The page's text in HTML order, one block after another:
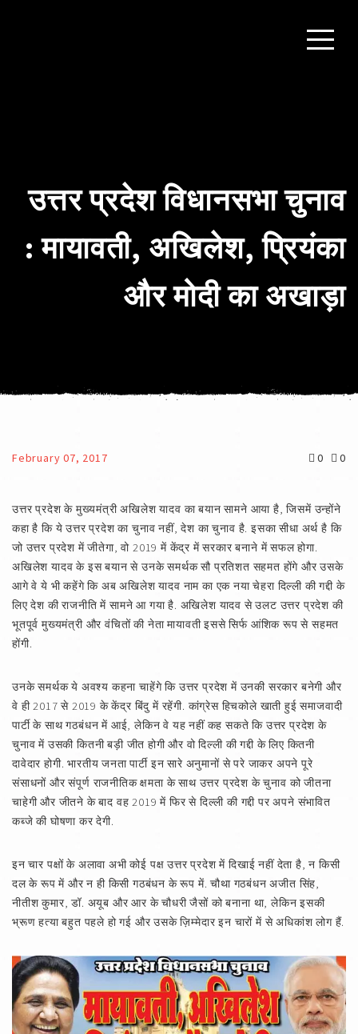
उत्तर प्रदेश विधानसभा चुनाव
: मायावती, अखिलेश, प्रियंका
और मोदी का अखाड़ा
February 07, 2017 0 0
उत्तर प्रदेश के मुख्यमंत्री अखिलेश यादव का बयान सामने आया है, जिसमें उन्होंने
कहा है कि ये उत्तर प्रदेश का चुनाव नहीं, देश का चुनाव है. इसका सीधा अर्थ है कि
जो उत्तर प्रदेश में जीतेगा, वो 2019 में केंद्र में सरकार बनाने में सफल होगा.
अखिलेश यादव के इस बयान से उनके समर्थक सौ प्रतिशत सहमत होंगे और उसके
आगे वे ये भी कहेंगे कि अब अखिलेश यादव नाम का एक नया चेहरा दिल्ली की गद्दी के
लिए देश की राजनीति में सामने आ गया है. अखिलेश यादव से उलट उत्तर प्रदेश की
भूतपूर्व मुख्यमंत्री और वंचितों की नेता मायावती इससे सिर्फ आंशिक रूप से सहमत
होंगी.
उनके समर्थक ये अवश्य कहना चाहेंगे कि उत्तर प्रदेश में उनकी सरकार बनेगी और
वे ही 2017 से 2019 के केंद्र बिंदु में रहेंगी. कांग्रेस हिचकोले खाती हुई समाजवादी
पार्टी के साथ गठबंधन में आई, लेकिन वे यह नहीं कह सकते कि उत्तर प्रदेश के
चुनाव में उसकी कितनी बड़ी जीत होगी और वो दिल्ली की गद्दी के लिए कितनी
दावेदार होगी. भारतीय जनता पार्टी इन सारे अनुमानों से परे जाकर अपने पूरे
संसाधनों और संपूर्ण राजनीतिक क्षमता के साथ उत्तर प्रदेश के चुनाव को जीतना
चाहेगी और जीतने के बाद वह 2019 में फिर से दिल्ली की गद्दी पर अपने संभावित
कब्जे की घोषणा कर देगी.
इन चार पक्षों के अलावा अभी कोई पक्ष उत्तर प्रदेश में दिखाई नहीं देता है, न किसी
दल के रूप में और न ही किसी गठबंधन के रूप में. चौथा गठबंधन अजीत सिंह,
नीतीश कुमार, डॉ. अयूब और आर के चौधरी जैसों को बनाना था, लेकिन इसकी
भ्रूण हत्या बहुत पहले हो गई और उसके ज़िम्मेदार इन चारों में से अधिकांश लोग हैं.